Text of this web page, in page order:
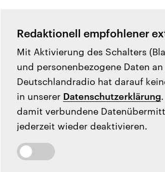
Redaktionell empfohlener
Mit Aktivierung des Schalters
und personenbezogene Daten
Deutschlandradio hat darauf
in unserer Datenschutzerklärung
damit verbundene
jederzeit wieder deaktivieren.